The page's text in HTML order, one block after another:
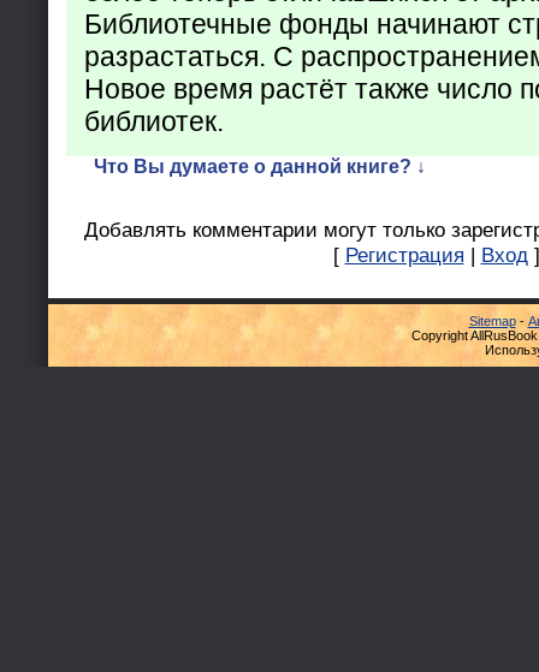
Библиотечные фонды начинают
разрастаться. С
Новое время растёт также число
библиотек.
Что Вы думаете о данной книге? ↓
Добавлять комментарии могут только
[ Регистрация | Вход ]
Sitemap-
Copyright